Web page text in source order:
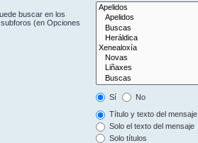
buscar en los
(en Opciones
Sí No
Título y texto del mensaje
Solo el texto del mensaje
Solo títulos